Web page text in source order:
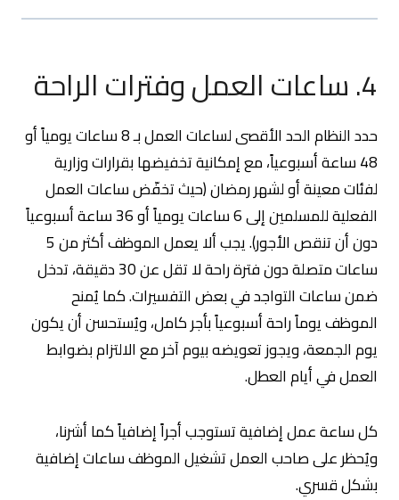
4. ساعات العمل وفترات الراحة
حدد النظام الحد الأقصى لساعات العمل بـ 8 ساعات يومياً أو
48 ساعة أسبوعياً، مع إمكانية تخفيضها بقرارات وزارية
لفئات معينة أو لشهر رمضان (حيث تخفّض ساعات العمل
الفعلية للمسلمين إلى 6 ساعات يومياً أو 36 ساعة أسبوعياً
دون أن تنقص الأجور). يجب ألا يعمل الموظف أكثر من 5
ساعات متصلة دون فترة راحة لا تقل عن 30 دقيقة، تدخل
ضمن ساعات التواجد في بعض التفسيرات. كما يُمنح
الموظف يوماً راحة أسبوعياً بأجر كامل، ويُستحسن أن يكون
يوم الجمعة، ويجوز تعويضه بيوم آخر مع الالتزام بضوابط
العمل في أيام العطل.
كل ساعة عمل إضافية تستوجب أجراً إضافياً كما أشرنا،
ويُحظر على صاحب العمل تشغيل الموظف ساعات إضافية
بشكل قسري.